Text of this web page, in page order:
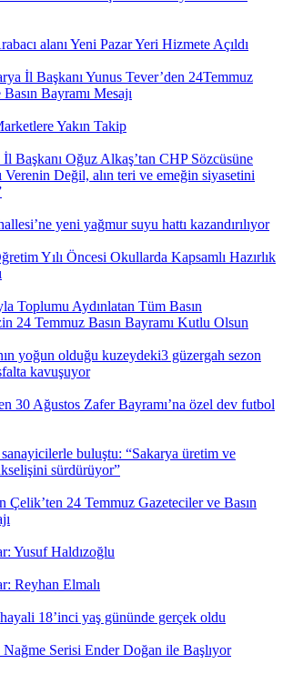
alanı Yeni Pazar Yeri Hizmete Açıldı
İl Başkanı Yunus Tever’den 24Temmuz
Bayramı Mesajı
Yakın Takip
Başkanı Oğuz Alkaş’tan CHP Sözcüsüne
Verenin Değil, alın teri ve emeğin siyasetini
yeni yağmur suyu hattı kazandırılıyor
Yılı Öncesi Okullarda Kapsamlı Hazırlık
Toplumu Aydınlatan Tüm Basın
24 Temmuz Basın Bayramı Kutlu Olsun
yoğun olduğu kuzeydeki3 güzergah sezon
kavuşuyor
30 Ağustos Zafer Bayramı’na özel dev futbol
buluştu: “Sakarya üretim ve
sürdürüyor”
Çelik’ten 24 Temmuz Gazeteciler ve Basın
Yusuf Haldızoğlu
Reyhan Elmalı
18’inci yaş gününde gerçek oldu
Nağme Serisi Ender Doğan ile Başlıyor